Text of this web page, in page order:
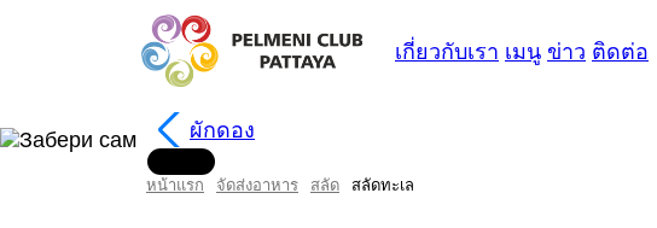
เกี่ยวกับเรา เมนู ข่าว ติดต่อ
ผักดอง
หน้าแรก จัดส่งอาหาร สลัด สลัดทะเล